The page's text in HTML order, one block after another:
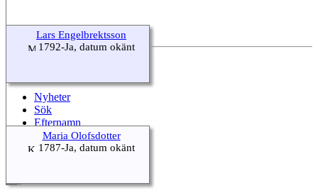
Lars Engelbrektsson
1792-Ja, datum okänt
Maria Olofsdotter
1787-Ja, datum okänt
Nyheter
Sök
Efternamn
Kalender